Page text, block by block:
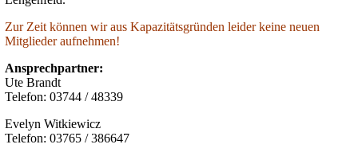
Zur Zeit können wir aus Kapazitätsgründen leider keine neuen
Mitglieder aufnehmen!
Ansprechpartner:
Ute Brandt
Telefon: 03744 / 48339
Evelyn Witkiewicz
Telefon: 03765 / 386647